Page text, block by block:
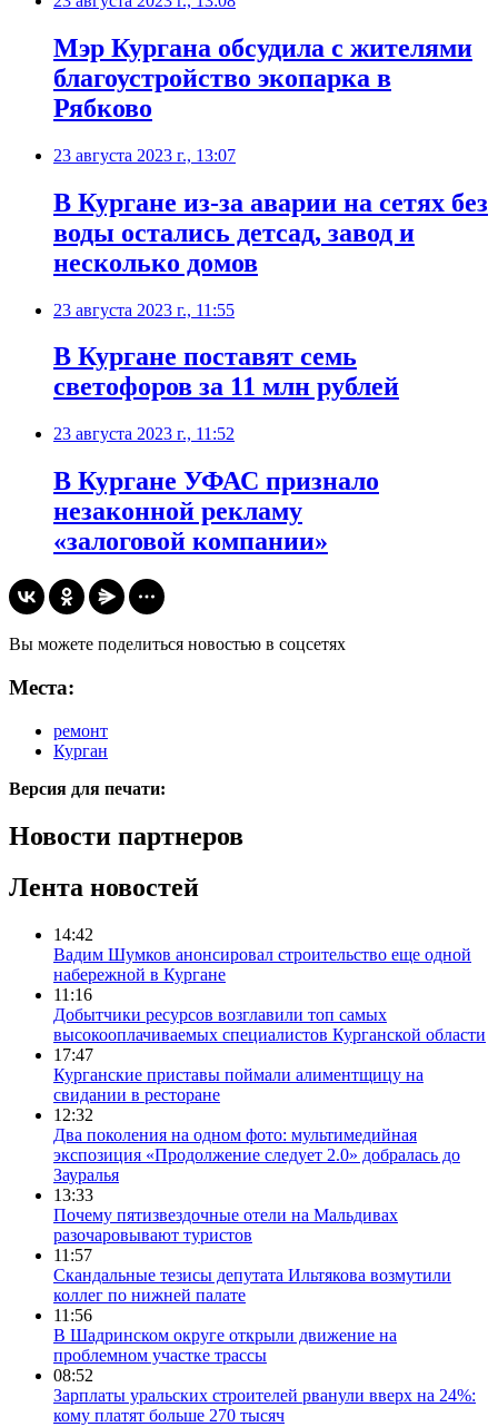
Мэр Кургана обсудила с жителями
благоустройство экопарка в
Рябково
23 августа 2023 г., 13:07
В Кургане из-за аварии на сетях без
воды остались детсад, завод и
несколько домов
23 августа 2023 г., 11:55
В Кургане поставят семь
светофоров за 11 млн рублей
23 августа 2023 г., 11:52
В Кургане УФАС признало
незаконной рекламу
«залоговой компании»
Вы можете поделиться новостью в соцсетях
Места:
ремонт
Курган
Версия для печати:
Новости партнеров
Лента новостей
14:42
Вадим Шумков анонсировал строительство еще одной
набережной в Кургане
11:16
Добытчики ресурсов возглавили топ самых
высокооплачиваемых специалистов Курганской области
17:47
Курганские приставы поймали алиментщицу на
свидании в ресторане
12:32
Два поколения на одном фото: мультимедийная
экспозиция «Продолжение следует 2.0» добралась до
Зауралья
13:33
Почему пятизвездочные отели на Мальдивах
разочаровывают туристов
11:57
Скандальные тезисы депутата Ильтякова возмутили
коллег по нижней палате
11:56
В Шадринском округе открыли движение на
проблемном участке трассы
08:52
Зарплаты уральских строителей рванули вверх на 24%:
кому платят больше 270 тысяч